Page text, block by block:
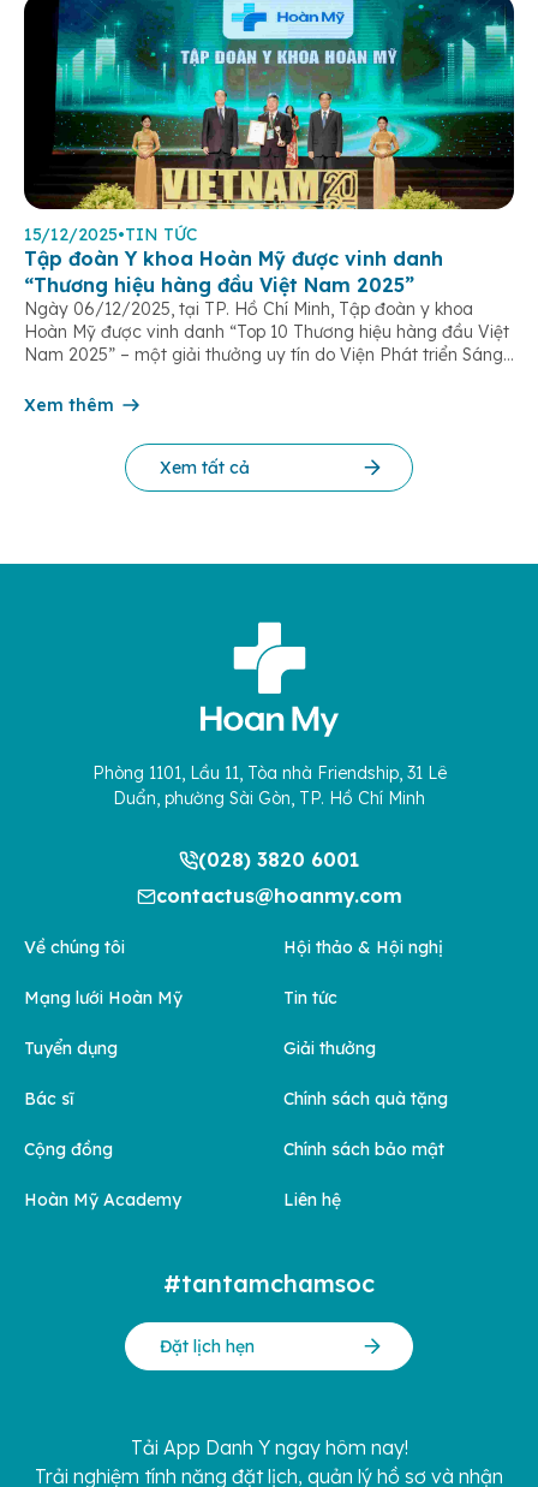
15/12/2025•TIN TỨC
Tập đoàn Y khoa Hoàn Mỹ được vinh danh
“Thương hiệu hàng đầu Việt Nam 2025”
Ngày 06/12/2025, tại TP. Hồ Chí Minh, Tập đoàn y khoa
Hoàn Mỹ được vinh danh “Top 10 Thương hiệu hàng đầu Việt
Nam 2025” – một giải thưởng uy tín do Viện Phát triển Sáng
cứu Phát triển Doanh nghiệp Châu Á […]
Xem thêm
Xem tất cả
Phòng 1101, Lầu 11, Tòa nhà Friendship, 31 Lê
Duẩn, phường Sài Gòn, TP. Hồ Chí Minh
(028) 3820 6001
contactus@hoanmy.com
Về chúng tôi
Mạng lưới Hoàn Mỹ
Tuyển dụng
Bác sĩ
Cộng đồng
Hoàn Mỹ Academy
Hội thảo & Hội nghị
Tin tức
Giải thưởng
Chính sách quà tặng
Chính sách bảo mật
Liên hệ
#tantamchamsoc
Đặt lịch hẹn
Tải App Danh Y ngay hôm nay!
Trải nghiệm tính năng đặt lịch, quản lý hồ sơ và nhận